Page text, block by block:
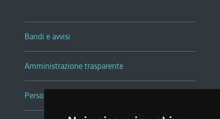
Bandi e avvisi
Amministrazione trasparente
Persone e Uffici